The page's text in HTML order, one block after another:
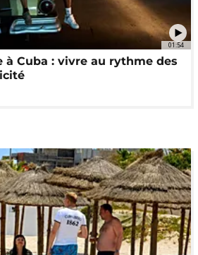
01:54
à Cuba : vivre au rythme des